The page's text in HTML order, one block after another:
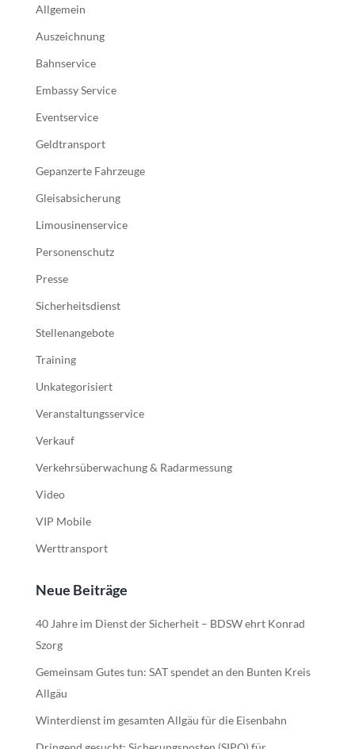
Allgemein
Auszeichnung
Bahnservice
Embassy Service
Eventservice
Geldtransport
Gepanzerte Fahrzeuge
Gleisabsicherung
Limousinenservice
Personenschutz
Presse
Sicherheitsdienst
Stellenangebote
Training
Unkategorisiert
Veranstaltungsservice
Verkauf
Verkehrsüberwachung & Radarmessung
Video
VIP Mobile
Werttransport
Neue Beiträge
40 Jahre im Dienst der Sicherheit – BDSW ehrt Konrad
Szorg
Gemeinsam Gutes tun: SAT spendet an den Bunten Kreis
Allgäu
Winterdienst im gesamten Allgäu für die Eisenbahn